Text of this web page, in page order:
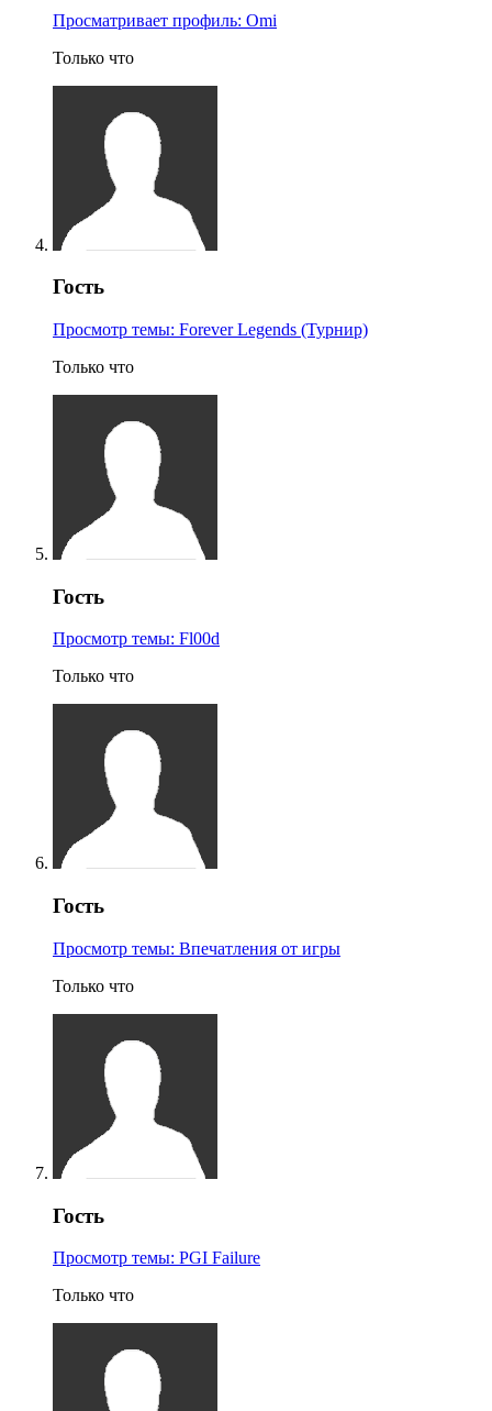
Просматривает профиль: Omi
Только что
Гость
Просмотр темы: Forever Legends (Турнир)
Только что
Гость
Просмотр темы: Fl00d
Только что
Гость
Просмотр темы: Впечатления от игры
Только что
Гость
Просмотр темы: PGI Failure
Только что